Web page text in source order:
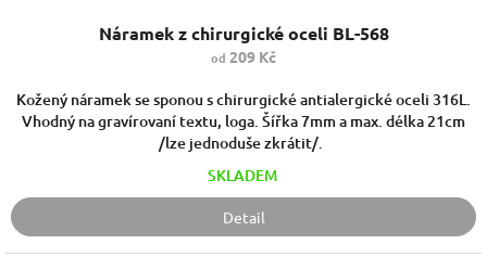
Náramek z chirurgické oceli BL-568
od 209 Kč
Kožený náramek se sponou s chirurgické antialergické oceli 316L.
Vhodný na gravírovaní textu, loga. Šířka 7mm a max. délka 21cm
/lze jednoduše zkrátit/.
SKLADEM
Detail